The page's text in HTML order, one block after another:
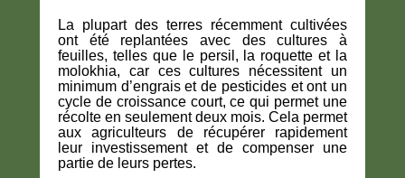
La plupart des terres récemment cultivées
ont été replantées avec des cultures à
feuilles, telles que le persil, la roquette et la
molokhia, car ces cultures nécessitent un
minimum d’engrais et de pesticides et ont un
cycle de croissance court, ce qui permet une
récolte en seulement deux mois. Cela permet
aux agriculteurs de récupérer rapidement
leur investissement et de compenser une
partie de leurs pertes.